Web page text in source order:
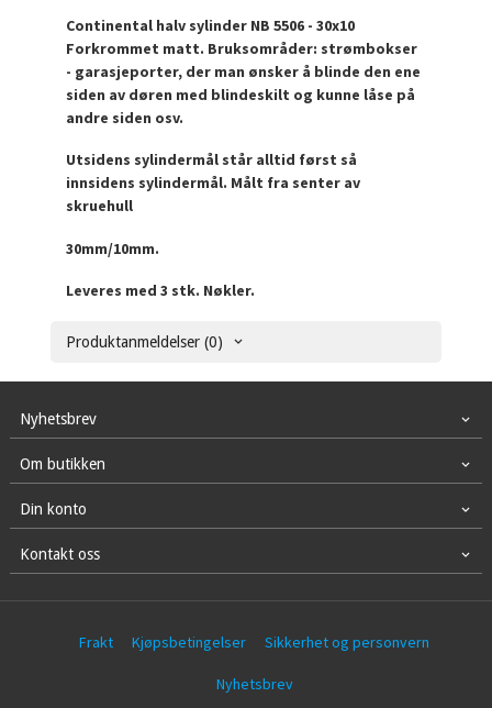
Continental halv sylinder NB 5506 - 30x10
Forkrommet matt. Bruksområder: strømbokser
- garasjeporter, der man ønsker å blinde den ene
siden av døren med blindeskilt og kunne låse på
andre siden osv.
Utsidens sylindermål står alltid først så
innsidens sylindermål. Målt fra senter av
skruehull
30mm/10mm.
Leveres med 3 stk. Nøkler.
Produktanmeldelser (0)
Nyhetsbrev
Om butikken
Din konto
Kontakt oss
Frakt Kjøpsbetingelser Sikkerhet og personvern
Nyhetsbrev